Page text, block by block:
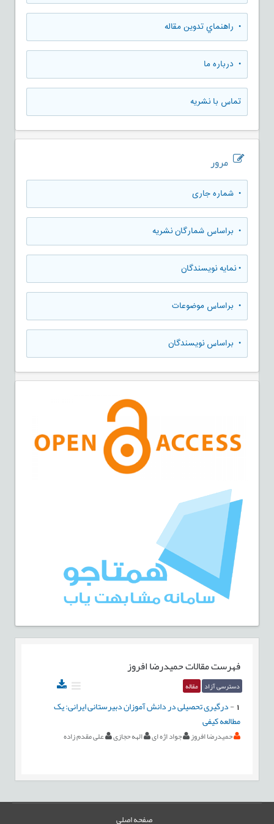
• راهنماي تدوين مقاله
• درباره ما
تماس با نشریه
مرور
• شماره جاری
• براساس شمارگان نشریه
•نمایه نویسندگان
• براساس موضوعات
• براساس نویسندگان
فهرست مقالاتحمیدرضا افروز
دسترسی آزاد مقاله
-درگیری تحصیلی در دانش آموزان دبیرستانی ایرانی: یک
مطالعه کیفی
حمیدرضا افروز جواد اژه ای الهه حجازی علی مقدم زاده
صفحه اصلی